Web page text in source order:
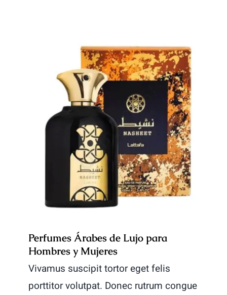
Perfumes Árabes de Lujo para
Hombres y Mujeres
Perfumes Árabes de Lujo para
Hombres y Mujeres
Vivamus suscipit tortor eget felis
porttitor volutpat. Donec rutrum congue